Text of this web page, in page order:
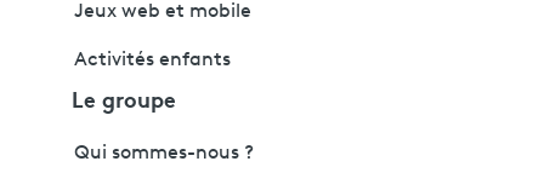
Jeux web et mobile
Activités enfants
Le groupe
Qui sommes-nous ?